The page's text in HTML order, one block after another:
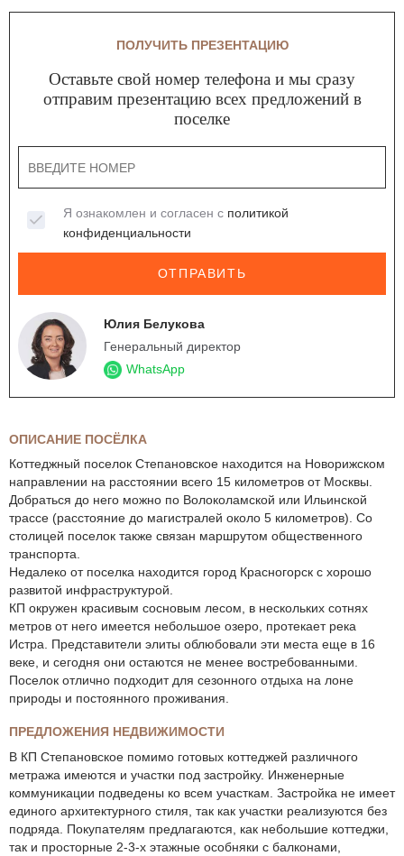
ПОЛУЧИТЬ ПРЕЗЕНТАЦИЮ
Оставьте свой номер телефона и мы сразу
отправим презентацию всех предложений в
поселке
Я ознакомлен и согласен с политикой
конфиденциальности
ОТПРАВИТЬ
Юлия Белукова
Генеральный директор
WhatsApp
ОПИСАНИЕ ПОСЁЛКА
Коттеджный поселок Степановское находится на Новорижском
направлении на расстоянии всего 15 километров от Москвы.
Добраться до него можно по Волоколамской или Ильинской
трассе (расстояние до магистралей около 5 километров). Со
столицей поселок также связан маршрутом общественного
транспорта.
Недалеко от поселка находится город Красногорск с хорошо
развитой инфраструктурой.
КП окружен красивым сосновым лесом, в нескольких сотнях
метров от него имеется небольшое озеро, протекает река
Истра. Представители элиты облюбовали эти места еще в 16
веке, и сегодня они остаются не менее востребованными.
Поселок отлично подходит для сезонного отдыха на лоне
природы и постоянного проживания.
ПРЕДЛОЖЕНИЯ НЕДВИЖИМОСТИ
В КП Степановское помимо готовых коттеджей различного
метража имеются и участки под застройку. Инженерные
коммуникации подведены ко всем участкам. Застройка не имеет
единого архитектурного стиля, так как участки реализуются без
подряда. Покупателям предлагаются, как небольшие коттеджи,
так и просторные 2-3-х этажные особняки с балконами,